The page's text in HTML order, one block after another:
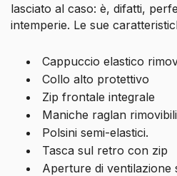
lasciato al caso: è, difatti,
intemperie. Le sue
Cappuccio elastico
Collo alto protettivo
Zip frontale integrale
Maniche raglan
Polsini semi-elastici.
Tasca sul retro con zip
Aperture di ventilazione